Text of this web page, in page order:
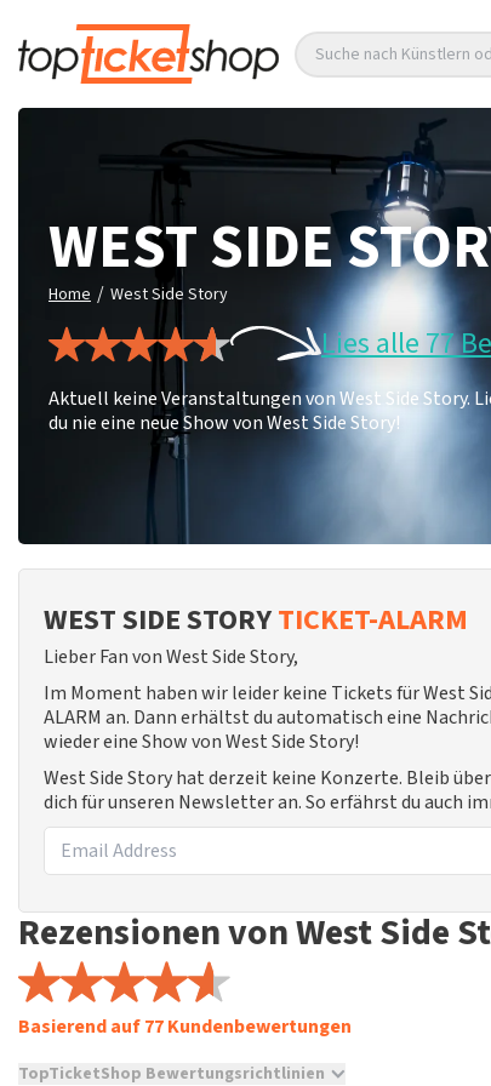
Suche nach Künstlern
WEST SIDE
Home / West Side Story
Lies alle 77
Aktuell keine Veranstaltungen von West Side Story.
du nie eine neue Show von West Side Story!
WEST SIDE STORYTICKET-ALARM
Lieber Fan von West Side Story,
Im Moment haben wir leider keine Tickets für West
ALARM an. Dann erhältst du automatisch eine
wieder eine Show von West Side Story!
West Side Story hat derzeit keine Konzerte. Bleib
dich für unseren Newsletter an. So erfährst du auch
Rezensionen von West Side
Basierend auf 77 Kundenbewertungen
TopTicketShop Bewertungsrichtlinien